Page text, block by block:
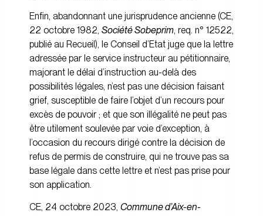
Enfin, abandonnant une jurisprudence ancienne (CE,
22 octobre 1982, Société Sobeprim , req. n° 12522,
publié au Recueil), le Conseil d’Etat juge que la lettre
adressée par le service instructeur au pétitionnaire,
majorant le délai d’instruction au-delà des
possibilités légales, n’est pas une décision faisant
grief, susceptible de faire l’objet d’un recours pour
excès de pouvoir ; et que son illégalité ne peut pas
être utilement soulevée par voie d’exception, à
l’occasion du recours dirigé contre la décision de
refus de permis de construire, qui ne trouve pas sa
base légale dans cette lettre et n’est pas prise pour
son application.
CE, 24 octobre 2023, Commune d’Aix-en-